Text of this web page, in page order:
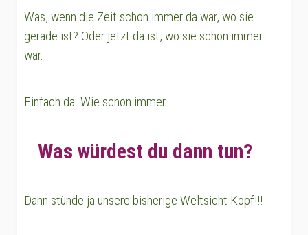
Was, wenn die Zeit schon immer da war, wo sie
gerade ist? Oder jetzt da ist, wo sie schon immer
war.
Einfach da. Wie schon immer.
Was würdest du dann tun?
Dann stünde ja unsere bisherige Weltsicht Kopf!!!